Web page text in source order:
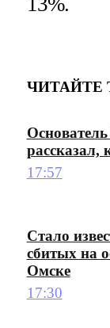
ЧИТАЙТЕ
рассказал,
17:57
Стало
сбитых на
Омске
17:30